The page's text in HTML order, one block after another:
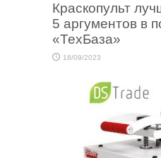
Краскопульт
5 аргументов в
«ТехБаза»
18/09/2023